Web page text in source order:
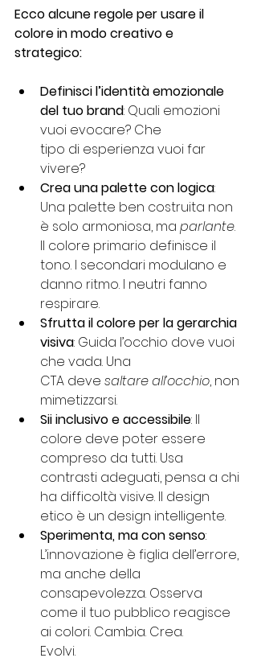
Ecco alcune regole per usare il
colore in modo creativo e
strategico:
Definisci l’identità emozionale
del tuo brand: Quali emozioni
vuoi evocare? Che
tipo di esperienza vuoi far
vivere?
Crea una palette con logica:
Una palette ben costruita non
è solo armoniosa, ma parlante.
Il colore primario definisce il
tono. I secondari modulano e
danno ritmo. I neutri fanno
respirare.
Sfrutta il colore per la gerarchia
visiva: Guida l’occhio dove vuoi
che vada. Una
CTA deve saltare all’occhio, non
mimetizzarsi.
Sii inclusivo e accessibile: Il
colore deve poter essere
compreso da tutti. Usa
contrasti adeguati, pensa a chi
ha difficoltà visive. Il design
etico è un design intelligente.
Sperimenta, ma con senso:
L’innovazione è figlia dell’errore,
ma anche della
consapevolezza. Osserva
come il tuo pubblico reagisce
ai colori. Cambia. Crea.
Evolvi.